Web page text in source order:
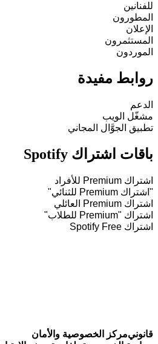
للفنانين
المطورون
الإعلان
المستثمرون
الموردون
روابط مفيدة
الدعم
مشغّل الويب
تطبيق الجوَّال المجاني
باقات اشتراك Spotify
اشتراك Premium للأفراد
"اشتراك Premium للثنائي"
اشتراك Premium العائلي
اشتراك "Premium للطلاب"
اشتراك Spotify Free
قانونيمركز الخصوصية والأمان